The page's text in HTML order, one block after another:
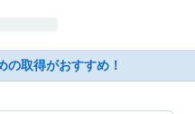
の取得がおすすめ！